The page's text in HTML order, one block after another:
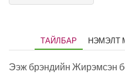
ТАЙЛБАР НЭМЭЛТ
Ээж брэндийн Жирэмсэн